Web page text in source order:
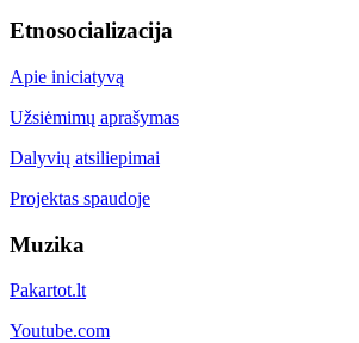
Etnosocializacija
Apie iniciatyvą
Užsiėmimų aprašymas
Dalyvių atsiliepimai
Projektas spaudoje
Muzika
Pakartot.lt
Youtube.com